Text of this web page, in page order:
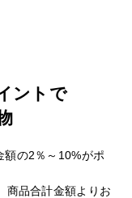
ントで
額の2％～10%がポ
商品合計金額よりお